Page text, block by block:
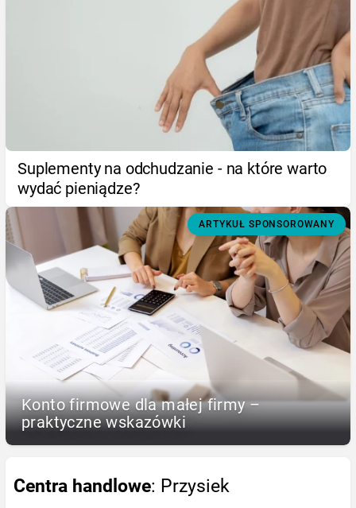
Suplementy na odchudzanie - na które warto
wydać pieniądze?
ARTYKUŁ SPONSOROWANY
Konto firmowe dla małej firmy –
praktyczne wskazówki
Centra handlowe: Przysiek